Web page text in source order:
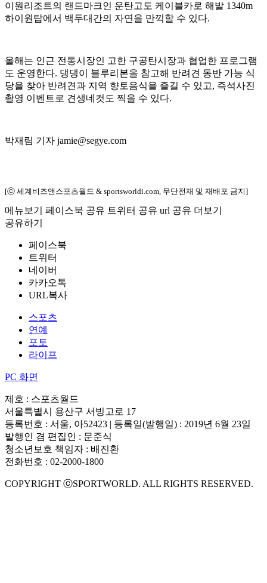
이원리조트의 랜드마크인 운탄고도 케이블카로 해발 1340m
하이원탑에서 백두대간의 자연을 만끽할 수 있다.
올해는 인근 전통시장인 고한 구공탄시장과 협업한 프로그램
도 운영한다. 댕댕이 블루리본을 참고해 반려견 동반 가능 식
당을 찾아 반려견과 지역 향토음식을 즐길 수 있고, 즉석사진
촬영 이벤트로 견생네컷도 찍을 수 있다.
박재림 기자 jamie@segye.com
[ⓒ 세계비즈앤스포츠월드 & sportsworldi.com, 무단전재 및 재배포 금지]
메뉴보기 페이스북 공유 트위터 공유 url 공유 더보기
공유하기
페이스북
트위터
네이버
카카오톡
URL복사
스포츠
연예
포토
라이프
PC 화면
제호 : 스포츠월드
서울특별시 용산구 서빙고로 17
등록번호 : 서울, 아52423 | 등록일(발행일) : 2019년 6월 23일
발행인 겸 편집인 : 문준식
청소년보호 책임자 : 배진환
전화번호 : 02-2000-1800
COPYRIGHT ⓒSPORTWORLD. ALL RIGHTS RESERVED.